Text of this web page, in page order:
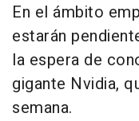
En el ámbito
estarán
la espera de
gigante Nvidia,
semana.